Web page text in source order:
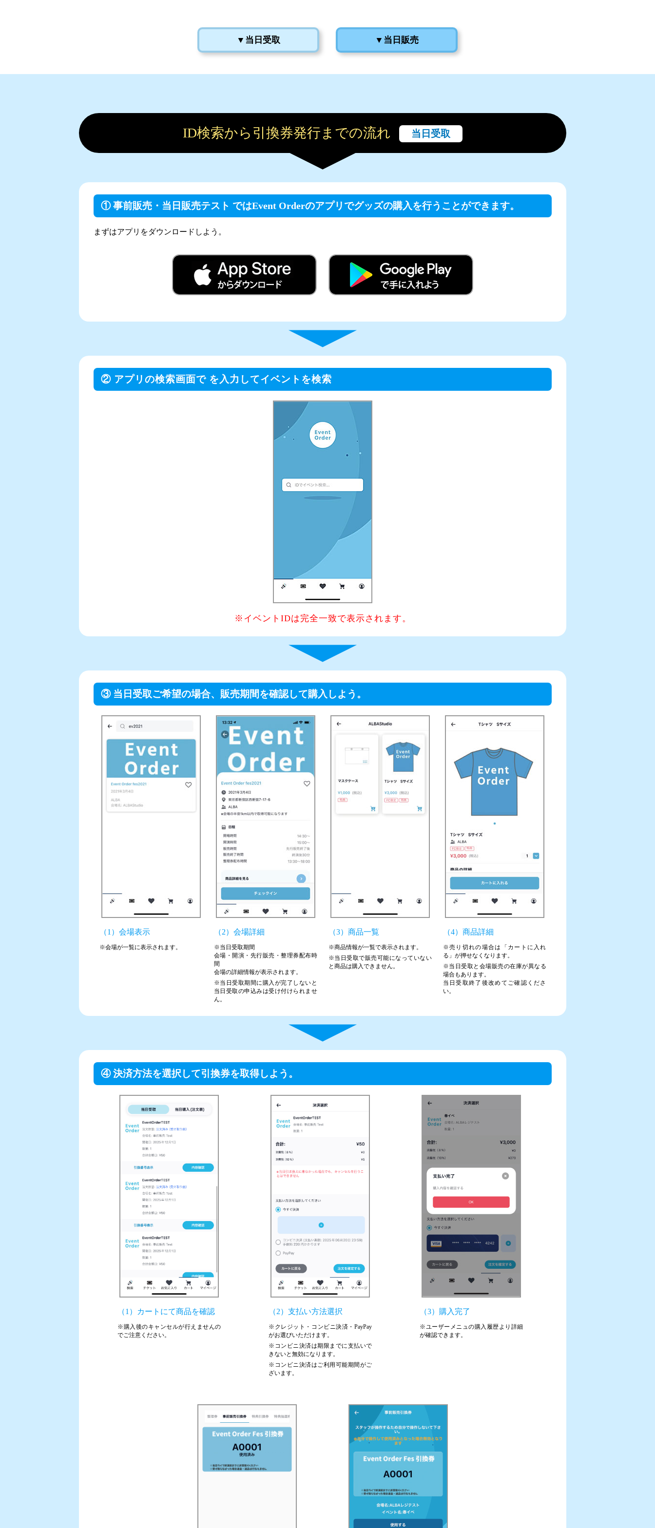
▼当日受取 ▼当日販売
ID検索から引換券発行までの流れ 当日受取
① 事前販売・当日販売テスト ではEvent Orderのアプリでグッズの購入を行うことができます。
まずはアプリをダウンロードしよう。
② アプリの検索画面で を入力してイベントを検索
※イベントIDは完全一致で表示されます。
③ 当日受取ご希望の場合、販売期間を確認して購入しよう。
（1）会場表示
※会場が一覧に表示されます。
（2）会場詳細
※当日受取期間
会場・開演・先行販売・整理券配布時
間
会場の詳細情報が表示されます。
※当日受取期間に購入が完了しないと
当日受取の申込みは受け付けられませ
ん。
（3）商品一覧
※商品情報が一覧で表示されます。
※当日受取で販売可能になっていない
と商品は購入できません。
（4）商品詳細
※売り切れの場合は「カートに入れ
る」が押せなくなります。
※当日受取と会場販売の在庫が異なる
場合もあります。
当日受取終了後改めてご確認くださ
い。
④ 決済方法を選択して引換券を取得しよう。
（1）カートにて商品を確認
※購入後のキャンセルが行えませんの
でご注意ください。
（2）支払い方法選択
※クレジット・コンビニ決済・PayPay
がお選びいただけます。
※コンビニ決済は期限までに支払いで
きないと無効になります。
※コンビニ決済はご利用可能期間がご
ざいます。
（3）購入完了
※ユーザーメニュの購入履歴より詳細
が確認できます。